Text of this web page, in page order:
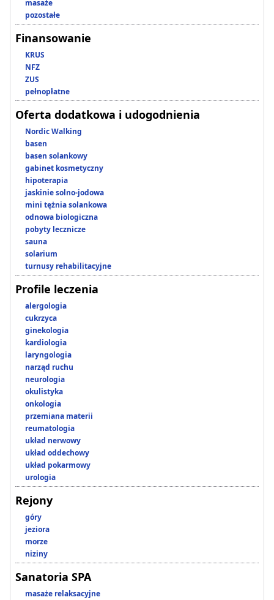
masaże
pozostałe
Finansowanie
KRUS
NFZ
ZUS
pełnopłatne
Oferta dodatkowa i udogodnienia
Nordic Walking
basen
basen solankowy
gabinet kosmetyczny
hipoterapia
jaskinie solno-jodowa
mini tężnia solankowa
odnowa biologiczna
pobyty lecznicze
sauna
solarium
turnusy rehabilitacyjne
Profile leczenia
alergologia
cukrzyca
ginekologia
kardiologia
laryngologia
narząd ruchu
neurologia
okulistyka
onkologia
przemiana materii
reumatologia
układ nerwowy
układ oddechowy
układ pokarmowy
urologia
Rejony
góry
jeziora
morze
niziny
Sanatoria SPA
masaże relaksacyjne